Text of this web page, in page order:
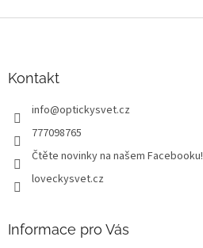
Kontakt
info@optickysvet.cz
777098765
Čtěte novinky na našem Facebooku!
loveckysvet.cz
Informace pro Vás